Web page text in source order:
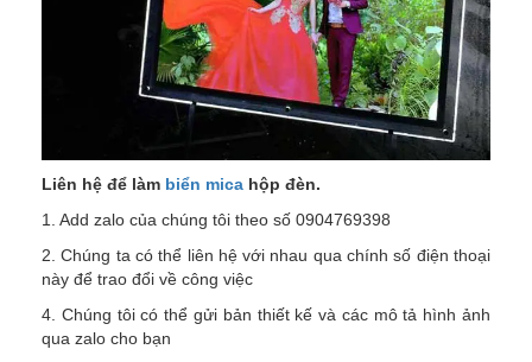
Liên hệ để làm biển mica hộp đèn.
1. Add zalo của chúng tôi theo số 0904769398
2. Chúng ta có thể liên hệ với nhau qua chính số điện thoại
này để trao đổi về công việc
4. Chúng tôi có thể gửi bản thiết kế và các mô tả hình ảnh
qua zalo cho bạn